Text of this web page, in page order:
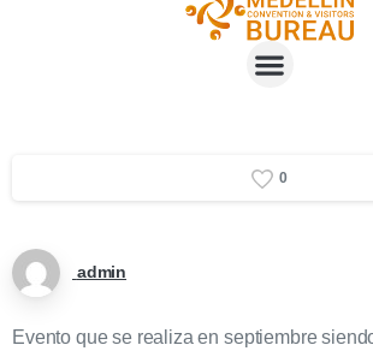
0
admin
Evento que se realiza en septiembre